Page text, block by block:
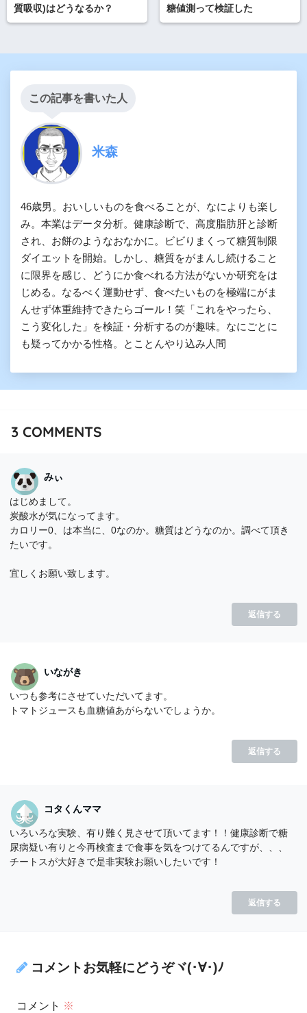
質吸収)はどうなるか？
糖値測って検証した
この記事を書いた人
米森
46歳男。おいしいものを食べることが、なによりも楽し
み。本業はデータ分析。健康診断で、高度脂肪肝と診断
され、お餅のようなおなかに。ビビりまくって糖質制限
ダイエットを開始。しかし、糖質をがまんし続けること
に限界を感じ、どうにか食べれる方法がないか研究をは
じめる。なるべく運動せず、食べたいものを極端にがま
んせず体重維持できたらゴール！笑「これをやったら、
こう変化した」を検証・分析するのが趣味。なにごとに
も疑ってかかる性格。とことんやり込み人間
3COMMENTS
みぃ
はじめまして。
炭酸水が気になってます。
カロリー0、は本当に、0なのか。糖質はどうなのか。調べて頂き
たいです。
宜しくお願い致します。
返信する
いながき
いつも参考にさせていただいてます。
トマトジュースも血糖値あがらないでしょうか。
返信する
コタくんママ
いろいろな実験、有り難く見させて頂いてます！！健康診断で糖
尿病疑い有りと今再検査まで食事を気をつけてるんですが、、、
チートスが大好きで是非実験お願いしたいです！
返信する
コメントお気軽にどうぞヾ(･∀･)ﾉ
コメント ※